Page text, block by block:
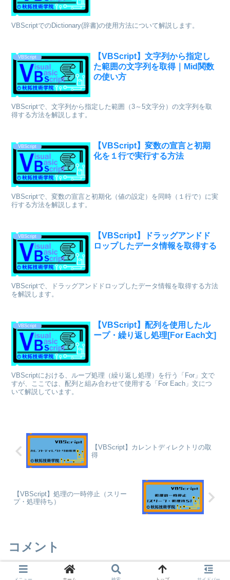
VBScriptでのDictionary(辞書)の使用方法について解説します。
VBScript
【VBScript】文字列から指定し
た範囲の文字列を取得｜Mid関数
の使い方
VBScriptで、文字列から指定した範囲（3～5文字分）の文字列を取
得する方法を解説します。
VBScript
【VBScript】変数の宣言と初期
化を１行で実行する方法
VBScriptで、変数の宣言と初期化（値の設定）を同時（１行で）に実
行する方法を解説します。
VBScript
【VBScript】ドラッグアンドド
ロップしたデータ情報を取得する
VBScriptで、ドラッグアンドドロップしたデータ情報を取得する方法
を解説します。
VBScript
【VBScript】配列を使用したル
ープ・繰り返し処理[For Each文]
VBScriptにおける、ループ処理（繰り返し処理）を行う「For」文で
すが、ここでは、配列と組み合わせて使用する「For Each」文につ
いて解説しています。
【VBScript】カレントディレクトリの取
得
【VBScript】処理の一時停止（スリー
プ・処理待ち）
コメント